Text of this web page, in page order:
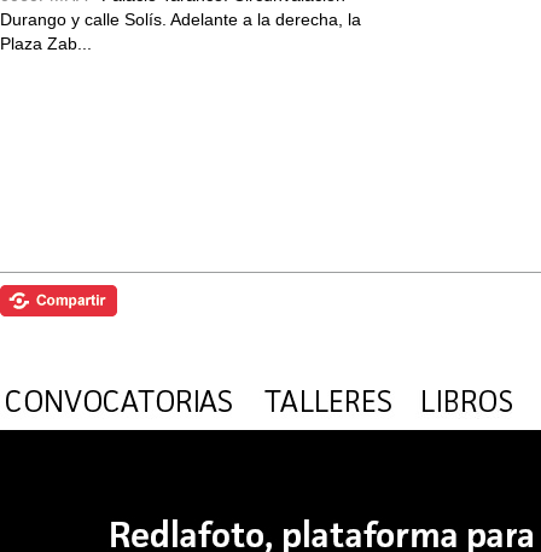
Durango y calle Solís. Adelante a la derecha, la
Plaza Zab...